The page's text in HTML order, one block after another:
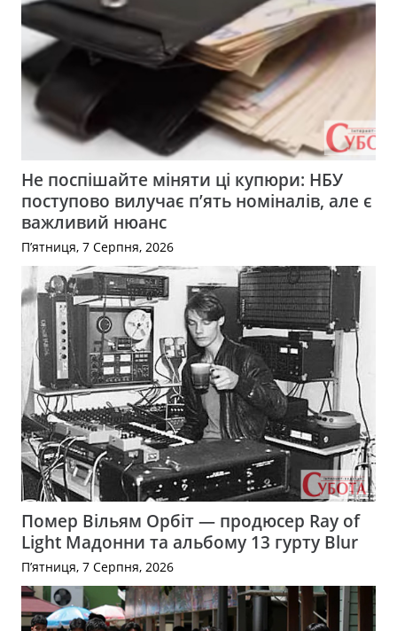
Не поспішайте міняти ці купюри: НБУ
поступово вилучає п’ять номіналів, але є
важливий нюанс
П’ятниця, 7 Серпня, 2026
Помер Вільям Орбіт — продюсер Ray of
Light Мадонни та альбому 13 гурту Blur
П’ятниця, 7 Серпня, 2026